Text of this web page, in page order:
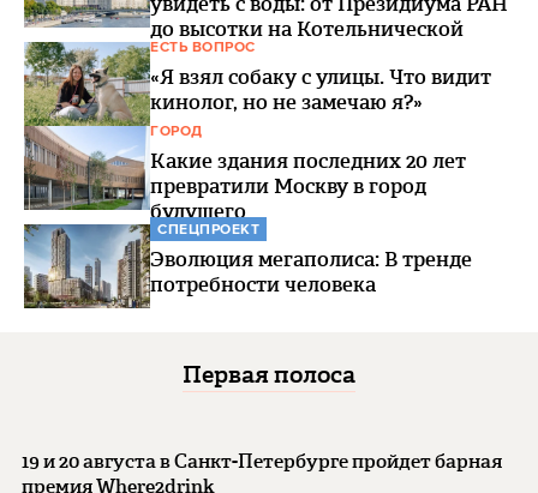
до высотки на Котельнической
ЕСТЬ ВОПРОС
«Я взял собаку с улицы. Что видит
кинолог, но не замечаю я?»
ГОРОД
Какие здания последних 20 лет
превратили Москву в город
будущего
СПЕЦПРОЕКТ
Эволюция мегаполиса: В тренде
потребности человека
Первая полоса
19 и 20 августа в Санкт-Петербурге пройдет барная
премия Where2drink